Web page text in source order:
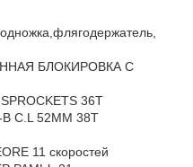
БЛОКИРОВКА С
36T
C.L 52MM 38T
11 скоростей